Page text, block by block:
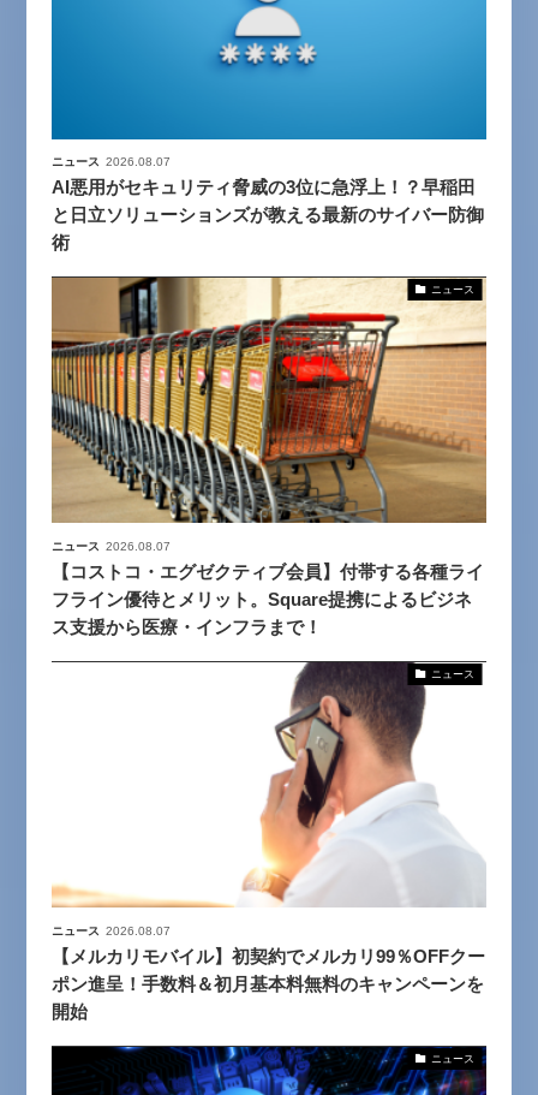
ニュース 2026.08.07
AI悪用がセキュリティ脅威の3位に急浮上！？早稲田
と日立ソリューションズが教える最新のサイバー防御
術
ニュース
ニュース 2026.08.07
【コストコ・エグゼクティブ会員】付帯する各種ライ
フライン優待とメリット。Square提携によるビジネ
ス支援から医療・インフラまで！
ニュース
ニュース 2026.08.07
【メルカリモバイル】初契約でメルカリ99％OFFクー
ポン進呈！手数料＆初月基本料無料のキャンペーンを
開始
ニュース